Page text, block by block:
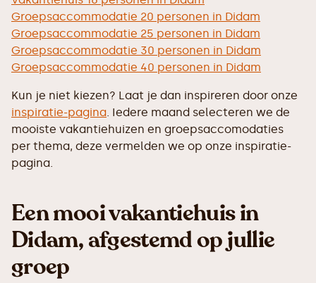
Groepsaccommodatie 20 personen in Didam
Groepsaccommodatie 25 personen in Didam
Groepsaccommodatie 30 personen in Didam
Groepsaccommodatie 40 personen in Didam
Kun je niet kiezen? Laat je dan inspireren door onze
inspiratie-pagina. Iedere maand selecteren we de
mooiste vakantiehuizen en groepsaccomodaties
per thema, deze vermelden we op onze inspiratie-
pagina.
Een mooi vakantiehuis in
Didam, afgestemd op jullie
groep